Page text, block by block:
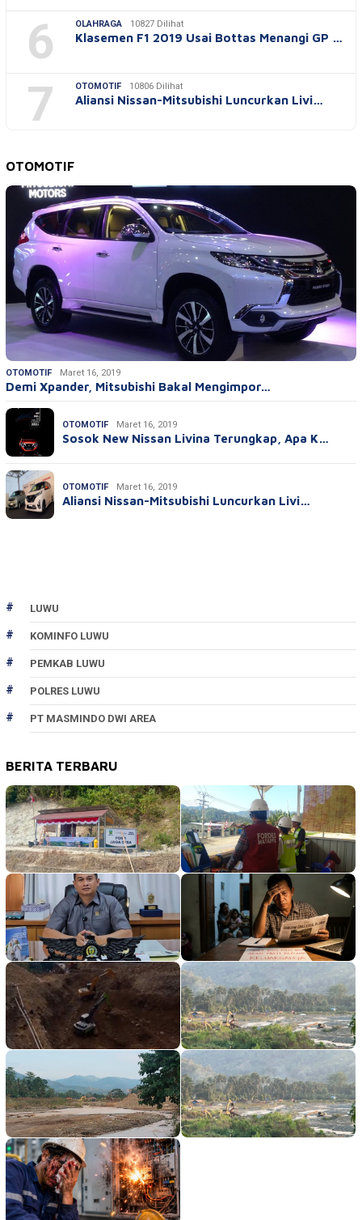
6 OLAHRAGA 10827 Dilihat
Klasemen F1 2019 Usai Bottas Menangi GP …
7 OTOMOTIF 10806 Dilihat
Aliansi Nissan-Mitsubishi Luncurkan Livi…
OTOMOTIF
OTOMOTIF Maret 16, 2019
Demi Xpander, Mitsubishi Bakal Mengimpor…
OTOMOTIF Maret 16, 2019
Sosok New Nissan Livina Terungkap, Apa K…
OTOMOTIF Maret 16, 2019
Aliansi Nissan-Mitsubishi Luncurkan Livi…
LUWU
KOMINFO LUWU
PEMKAB LUWU
POLRES LUWU
PT MASMINDO DWI AREA
BERITA TERBARU